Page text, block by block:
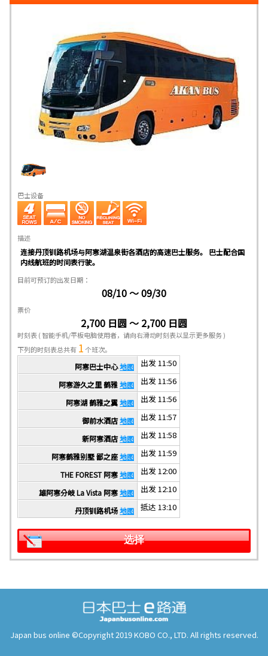
巴士设备
描述
连接丹顶钏路机场与阿寒湖温泉街各酒店的高速巴士服务。 巴士配合国
内线航班的时间表行驶。
目前可预订的出发日期：
08/10 ～ 09/30
票价
2,700 日圆 ～ 2,700 日圆
时刻表( 智能手机/平板电脑使用者，请向右滑动时刻表以显示更多服务 )
下列的时刻表总共有 1个班次。
阿寒巴士中心地图 出发 11:50
阿寒游久之里 鹤雅地图 出发 11:56
阿寒湖 鹤雅之翼地图 出发 11:56
御前水酒店地图 出发 11:57
新阿寒酒店地图 出发 11:58
阿寒鹤雅别墅 鄙之座地图 出发 11:59
THE FOREST 阿寒地图 出发 12:00
雄阿寒分岐 La Vista 阿寒地图 出发 12:10
丹顶钏路机场地图 抵达 13:10
选择
Japan bus online ©Copyright 2019 KOBO CO., LTD. All rights reserved.